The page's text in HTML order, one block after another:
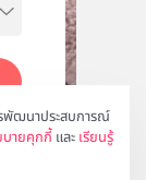
พัฒนาประสบการณ์
บายคุกกี้ และ เรียนรู้